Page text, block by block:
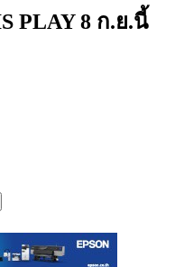
PLAY 8 ก.ย.นี้